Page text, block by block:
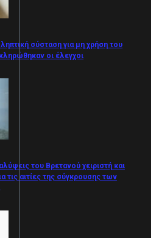
σύσταση για μη χρήση του
οι έλεγχοι
του Βρετανού χειριστή και
τις αιτίες της σύγκρουσης των